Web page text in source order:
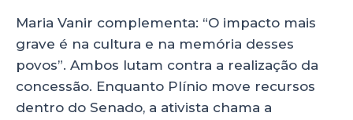
Maria Vanir complementa: “O impacto mais
grave é na cultura e na memória desses
povos”. Ambos lutam contra a realização da
concessão. Enquanto Plínio move recursos
dentro do Senado, a ativista chama a